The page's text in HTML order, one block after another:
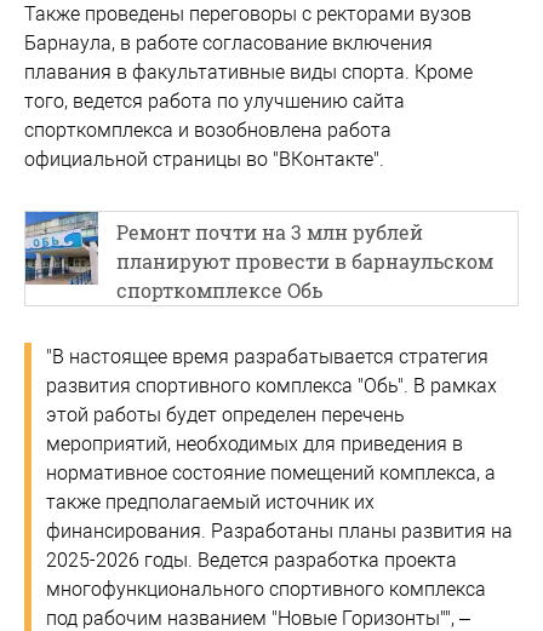
Также проведены переговоры с ректорами вузов
Барнаула, в работе согласование включения
плавания в факультативные виды спорта. Кроме
того, ведется работа по улучшению сайта
спорткомплекса и возобновлена работа
официальной страницы во "ВКонтакте".
Ремонт почти на 3 млн рублей
планируют провести в барнаульском
спорткомплексе Обь
"В настоящее время разрабатывается стратегия
развития спортивного комплекса "Обь". В рамках
этой работы будет определен перечень
мероприятий, необходимых для приведения в
нормативное состояние помещений комплекса, а
также предполагаемый источник их
финансирования. Разработаны планы развития на
2025-2026 годы. Ведется разработка проекта
многофункционального спортивного комплекса
под рабочим названием "Новые Горизонты"", –